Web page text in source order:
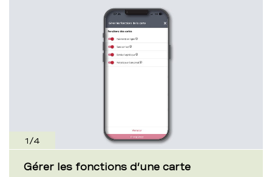
Gérer les fonctions d’une carte
1/4